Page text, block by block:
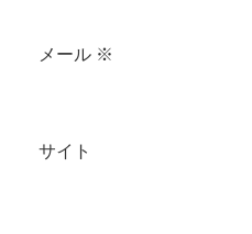
メール ※
サイト